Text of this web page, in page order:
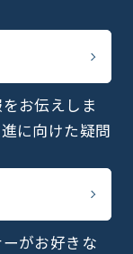
お伝えしま
に向けた疑問
がお好きな